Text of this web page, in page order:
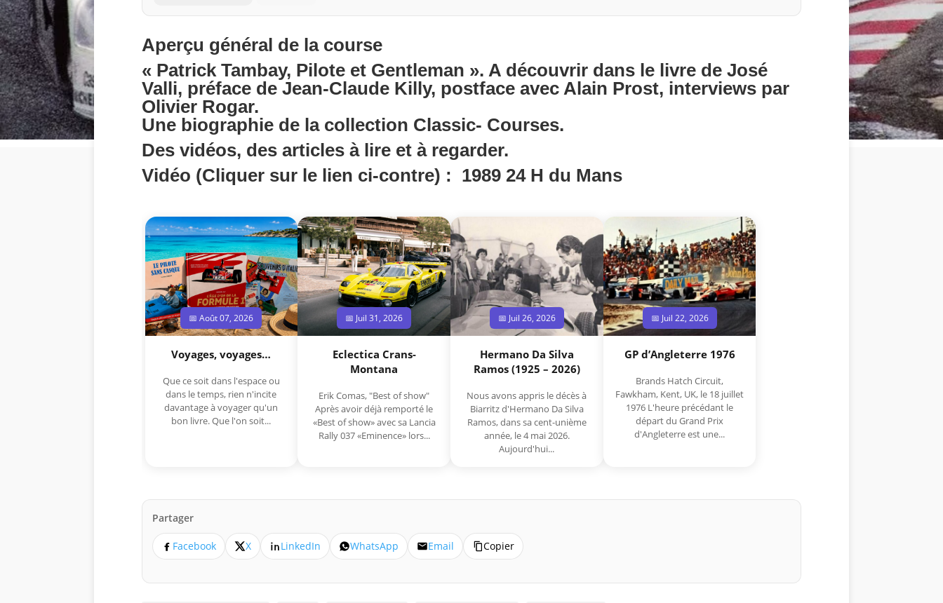
Aperçu général de la course
« Patrick Tambay, Pilote et Gentleman ». A découvrir dans le livre de José
Valli, préface de Jean-Claude Killy, postface avec Alain Prost, interviews par
Olivier Rogar.
Une biographie de la collection Classic- Courses.
Des vidéos, des articles à lire et à regarder.
Vidéo (Cliquer sur le lien ci-contre) : 1989 24 H du Mans
📅 Août 07, 2026
Voyages, voyages…
Que ce soit dans l'espace ou
dans le temps, rien n'incite
davantage à voyager qu'un
bon livre. Que l'on soit...
📅 Juil 31, 2026
Eclectica Crans-
Montana
Erik Comas, "Best of show"
Après avoir déjà remporté le
«Best of show» avec sa Lancia
Rally 037 «Eminence» lors...
📅 Juil 26, 2026
Hermano Da Silva
Ramos (1925 – 2026)
Nous avons appris le décès à
Biarritz d'Hermano Da Silva
Ramos, dans sa cent-unième
année, le 4 mai 2026.
Aujourd'hui...
📅 Juil 22, 2026
GP d’Angleterre 1976
Brands Hatch Circuit,
Fawkham, Kent, UK, le 18 juillet
1976 L'heure précédant le
départ du Grand Prix
d'Angleterre est une...
Partager
Facebook X LinkedIn WhatsApp Email Copier